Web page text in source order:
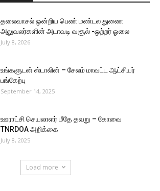
தலைவாசல் ஒன்றிய பெண் மண்டல துணை
அலுவலர்களின் அடாவடி வசூல் -ஒற்றர் ஓலை
July 8, 2026
உங்களுடன் ஸ்டாலின் – சேலம் மாவட்ட ஆட்சியர்
பங்கேற்பு
September 14, 2025
ஊராட்சி செயலாளர் மீதே தவறு – கோவை
TNRDOA அறிக்கை
July 8, 2025
Load more